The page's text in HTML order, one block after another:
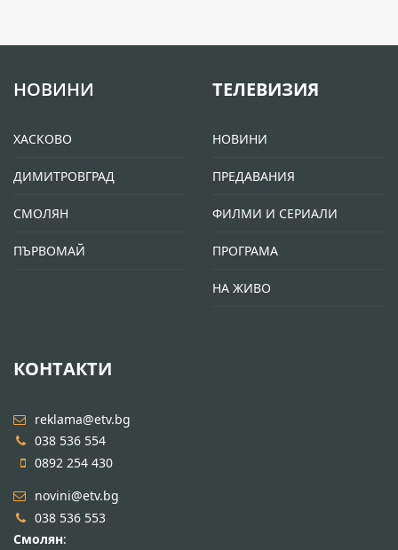
НОВИНИ
ХАСКОВО
ДИМИТРОВГРАД
СМОЛЯН
ПЪРВОМАЙ
ТЕЛЕВИЗИЯ
НОВИНИ
ПРЕДАВАНИЯ
ФИЛМИ И СЕРИАЛИ
ПРОГРАМА
НА ЖИВО
КОНТАКТИ
reklama@etv.bg
038 536 554
0892 254 430
novini@etv.bg
038 536 553
Смолян: